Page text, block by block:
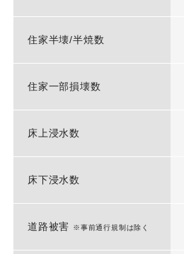
住家半壊/半焼数
住家一部損壊数
床上浸水数
床下浸水数
道路被害 ※事前通行規制は除く